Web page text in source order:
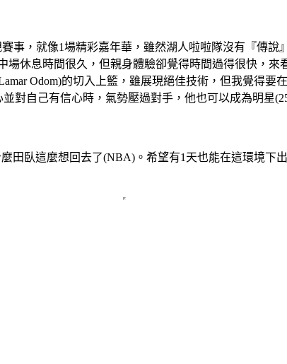
事，就像1場精彩嘉年華，雖然湖人啦啦隊沒有『傳
休息時間很久，但親身體驗卻覺得時間過得很快，來
Odom)的切入上籃，雖展現絕佳技術，但我覺得
對自己有信心時，氣勢壓過對手，他也可以成為明星
田臥這麼想回去了(NBA)。希望有1天也能在這環境下